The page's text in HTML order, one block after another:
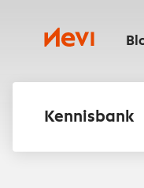
inhoudNevi
Kennisbank